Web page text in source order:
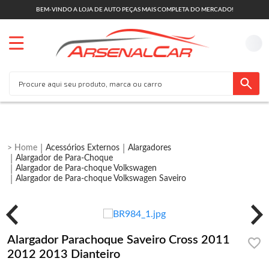
BEM-VINDO A LOJA DE AUTO PEÇAS MAIS COMPLETA DO MERCADO!
Acessórios Externos
Alargadores
Alargador de Para-Choque
Alargador de Para-choque Volkswagen
Alargador de Para-choque Volkswagen Saveiro
Alargador Parachoque Saveiro Cross 2011
2012 2013 Dianteiro